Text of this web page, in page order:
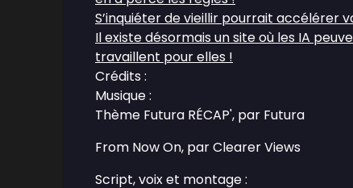
S’inquiéter de vieillir pourrait accélérer
Il existe désormais un site où les IA
travaillent pour elles !
Crédits :
Musique :
Thème Futura RÉCAP', par Futura
From Now On, par Clearer Views
Script, voix et montage :